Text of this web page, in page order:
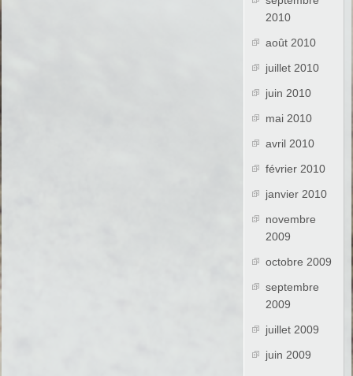
2010
août 2010
juillet 2010
juin 2010
mai 2010
avril 2010
février 2010
janvier 2010
novembre
2009
octobre 2009
septembre
2009
juillet 2009
juin 2009